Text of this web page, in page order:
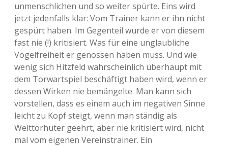
unmenschlichen und so weiter spürte. Eins wird
jetzt jedenfalls klar: Vom Trainer kann er ihn nicht
gespürt haben. Im Gegenteil wurde er von diesem
fast nie (!) kritisiert. Was für eine unglaubliche
Vogelfreiheit er genossen haben muss. Und wie
wenig sich Hitzfeld wahrscheinlich überhaupt mit
dem Torwartspiel beschäftigt haben wird, wenn er
dessen Wirken nie bemängelte. Man kann sich
vorstellen, dass es einem auch im negativen Sinne
leicht zu Kopf steigt, wenn man ständig als
Welttorhüter geehrt, aber nie kritisiert wird, nicht
mal vom eigenen Vereinstrainer. Ein